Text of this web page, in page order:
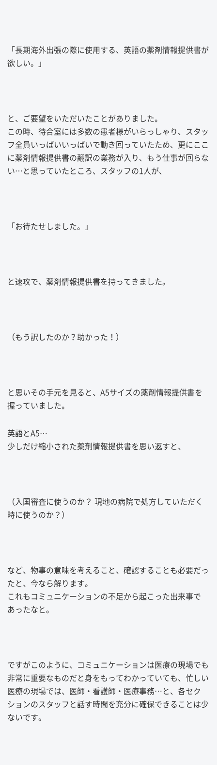
「長期海外出張の際に使用する、英語の薬剤情報提供書が
欲しい。」
と、ご要望をいただいたことがありました。
この時、待合室には多数の患者様がいらっしゃり、スタッ
フ全員いっぱいいっぱいで動き回っていたため、更にここ
に薬剤情報提供書の翻訳の業務が入り、もう仕事が回らな
い…と思っていたところ、スタッフの1人が、
「お待たせしました。」
と速攻で、薬剤情報提供書を持ってきました。
（もう訳したのか？助かった！）
と思いその手元を見ると、A5サイズの薬剤情報提供書を
握っていました。
英語とA5…
少しだけ縮小された薬剤情報提供書を思い返すと、
（入国審査に使うのか？ 現地の病院で処方していただく
時に使うのか？）
など、物事の意味を考えること、確認することも必要だっ
たと、今なら解ります。
これもコミュニケーションの不足から起こった出来事で
あったなと。
ですがこのように、コミュニケーションは医療の現場でも
非常に重要なものだと身をもってわかっていても、忙しい
医療の現場では、医師・看護師・医療事務…と、各セク
ションのスタッフと話す時間を充分に確保できることは少
ないです。